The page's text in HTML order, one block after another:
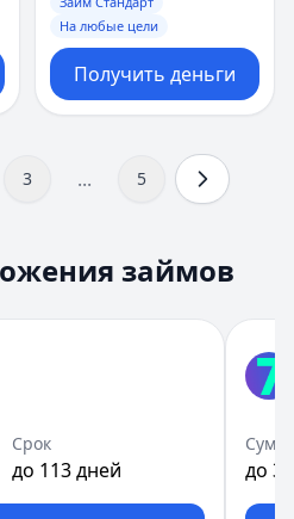
На любые цели
Получить деньги
3 ... 5
займов
Срок
до 113 дней до